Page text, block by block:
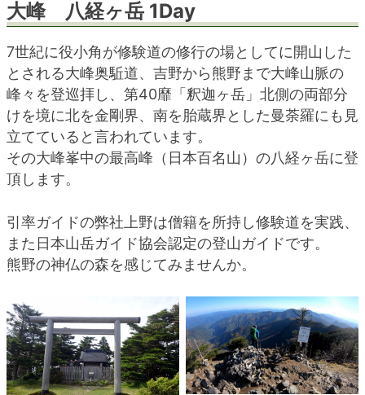
blog
大峰 八経ヶ岳 1Day
7世紀に役小角が修験道の修行の場としてに開山した
とされる大峰奥駈道、吉野から熊野まで大峰山脈の
峰々を登巡拝し、第40靡「釈迦ヶ岳」北側の両部分
けを境に北を金剛界、南を胎蔵界とした曼荼羅にも見
立てていると言われています。
その大峰峯中の最高峰（日本百名山）の八経ヶ岳に登
頂します。
引率ガイドの弊社上野は僧籍を所持し修験道を実践、
また日本山岳ガイド協会認定の登山ガイドです。
熊野の神仏の森を感じてみませんか。